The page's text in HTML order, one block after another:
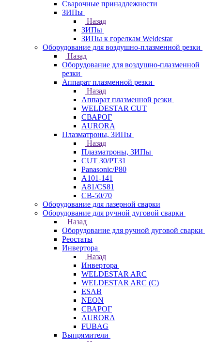
Сварочные принадлежности
ЗИПы
Назад
ЗИПы
ЗИПы к горелкам Weldestar
Оборудование для воздушно-плазменной резки
Назад
Оборудование для воздушно-плазменной
резки
Аппарат плазменной резки
Назад
Аппарат плазменной резки
WELDESTAR CUT
СВАРОГ
AURORA
Плазматроны, ЗИПы
Назад
Плазматроны, ЗИПы
CUT 30/PT31
Panasonic/P80
А101-141
А81/CS81
СВ-50/70
Оборудование для лазерной сварки
Оборудование для ручной дуговой сварки
Назад
Оборудование для ручной дуговой сварки
Реостаты
Инвертора
Назад
Инвертора
WELDESTAR ARC
WELDESTAR ARC (С)
ESAB
NEON
СВАРОГ
AURORA
FUBAG
Выпрямители